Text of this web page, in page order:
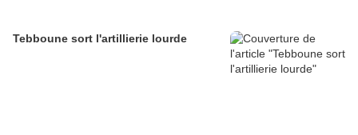
Tebboune sort l'artillierie lourde